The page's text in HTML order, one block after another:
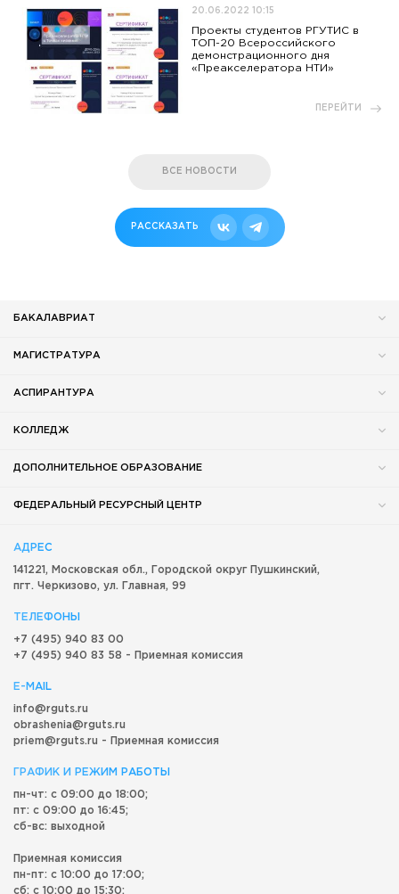
20.06.2022 10:15
Проекты студентов РГУТИС в
ТОП-20 Всероссийского
демонстрационного дня
«Преакселератора НТИ»
ПЕРЕЙТИ
ВСЕ НОВОСТИ
РАССКАЗАТЬ
БАКАЛАВРИАТ
МАГИСТРАТУРА
АСПИРАНТУРА
КОЛЛЕДЖ
ДОПОЛНИТЕЛЬНОЕ ОБРАЗОВАНИЕ
ФЕДЕРАЛЬНЫЙ РЕСУРСНЫЙ ЦЕНТР
АДРЕС
141221, Московская обл., Городской округ Пушкинский,
пгт. Черкизово, ул. Главная, 99
ТЕЛЕФОНЫ
+7 (495) 940 83 00
+7 (495) 940 83 58 - Приемная комиссия
E-MAIL
info@rguts.ru
obrashenia@rguts.ru
priem@rguts.ru - Приемная комиссия
ГРАФИК И РЕЖИМ РАБОТЫ
пн-чт: с 09:00 до 18:00;
пт: с 09:00 до 16:45;
сб-вс: выходной
Приемная комиссия
пн-пт: с 10:00 до 17:00;
сб: с 10:00 до 15:30;